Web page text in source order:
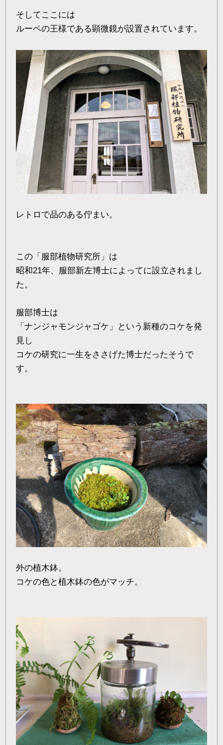
そしてここには
ルーペの王様である顕微鏡が設置されています。
レトロで品のある佇まい。
この「服部植物研究所」は
昭和21年、服部新左博士によってに設立されまし
た。
服部博士は
「ナンジャモンジャゴケ」という新種のコケを発
見し
コケの研究に一生をささげた博士だったそうで
す。
外の植木鉢。
コケの色と植木鉢の色がマッチ。